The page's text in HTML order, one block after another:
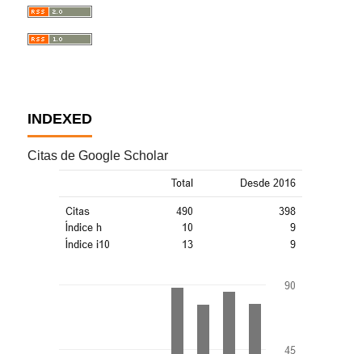
INDEXED
Citas de Google Scholar